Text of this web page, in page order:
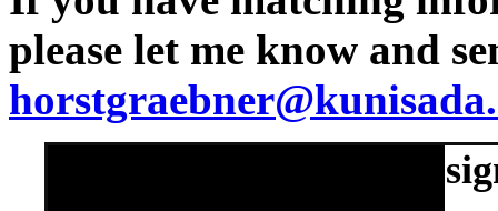
please let me know and